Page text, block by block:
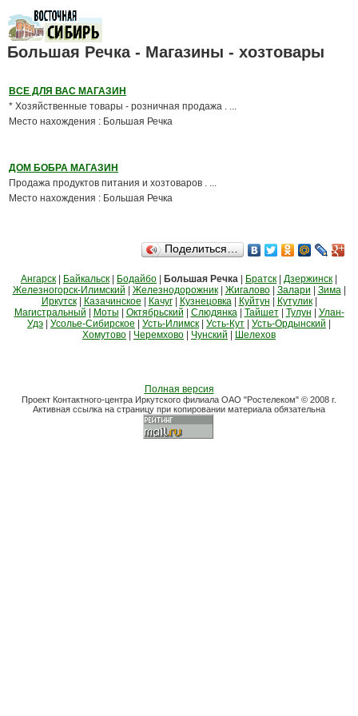
Большая Речка - Магазины - хозтовары
ВСЕ ДЛЯ ВАС МАГАЗИН
* Хозяйственные товары - розничная продажа . ...
Место нахождения : Большая Речка
ДОМ БОБРА МАГАЗИН
Продажа продуктов питания и хозтоваров . ...
Место нахождения : Большая Речка
Поделиться…
Ангарск Байкальск Бодайбо Большая Речка Братск Дзержинск
Железногорск-Илимский
Железнодорожник| Жигалово| Залари Зима|
Иркутск| Казачинское Качуг| Кузнецовка| Куйтун Кутулик|
Магистральный
Моты Октябрьский Слюдянка| Тайшет| Тулун
Улан-
Удэ
Усолье-Сибирское Усть-Илимск Усть-Кут Усть-Ордынский
Хомутово
Черемхово Чунский Шелехов
Полная версия
Проект Контактного-центра Иркутского филиала ОАО "Ростелеком" © 2008 г.
Активная ссылка на страницу при копировании материала обязательна